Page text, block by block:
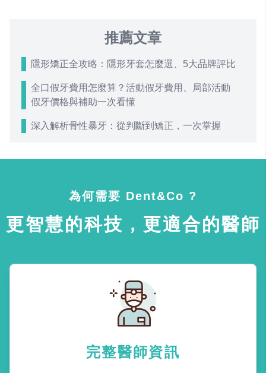
推薦文章
隱形矯正全攻略：隱形牙套怎麼選、5大品牌評比
全口假牙費用怎麼算？活動假牙費用、局部活動
假牙價格與補助一次看懂
深入解析骨性暴牙：從判斷到矯正，一次掌握
為何需要 Dent&Co ?
更智慧的科技，更適合的醫師
完整醫師資訊